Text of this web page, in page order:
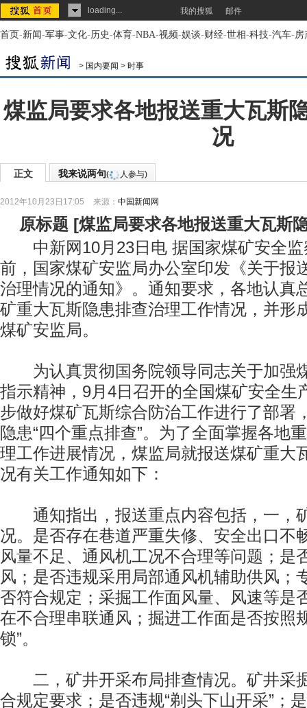
loading... 我的搜狐 邮件
首页-新闻-军事-文化-历史-体育-NBA-视频-娱谈-财经-世相-科技-汽车-房
> 国内要闻 > 时事
煤监局要求各地报送重大瓦斯
况
正文 我来说两句( 人参与)
2012年10月23日17:05 来源： 中国新闻网
原标题 [煤监局要求各地报送重大瓦斯
中新网10月23日电 据国家煤矿安全监
前，国家煤矿安监局办公室印发《关于报
治理情况的通知》。通知要求，各地认真
矿重大瓦斯隐患排查治理工作情况，并形
煤矿安监局。
为认真贯彻国务院领导同志关于加强
指示精神，9月4日召开的全国煤矿安全生
步做好煤矿瓦斯综合防治工作进行了部署
隐患“四个重点排查”。为了全面掌握各地
理工作进展情况，煤监局就报送煤矿重大
况有关工作通知如下：
通知指出，报送重点内容包括，一，
况。是否存在巷道严重失修、安全出口不
风量不足、通风机工况不合理等问题；是
风；是否违规采用局部通风机辅助供风；
否符合规定；采掘工作面风量、风速等是
在不合理串联通风；掘进工作面是否按照
锁”。
二，矿井开采布局排查情况。矿井采
合规定要求；是否违规“剃头下山开采”；